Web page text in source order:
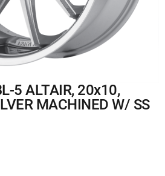
5 ALTAIR, 20x10,
MACHINED W/ SS